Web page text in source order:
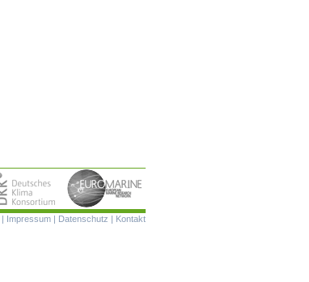
Navigation
| Impressum | Datenschutz | Kontakt